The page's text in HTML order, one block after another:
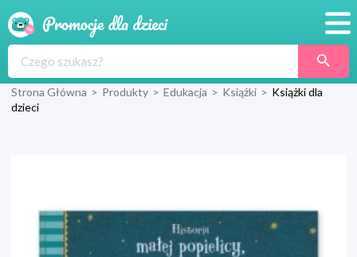
Produkty
Wyprawka
Strona Główna > Produkty > Edukacja > Książki > Książki dla
dzieci